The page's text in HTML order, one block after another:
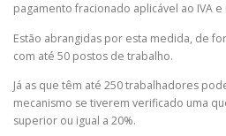
pagamento fracionado aplicável ao IVA
Estão abrangidas por esta medida, de
com até 50 postos de trabalho.
Já as que têm até 250 trabalhadores
mecanismo se tiverem verificado uma
superior ou igual a 20%.